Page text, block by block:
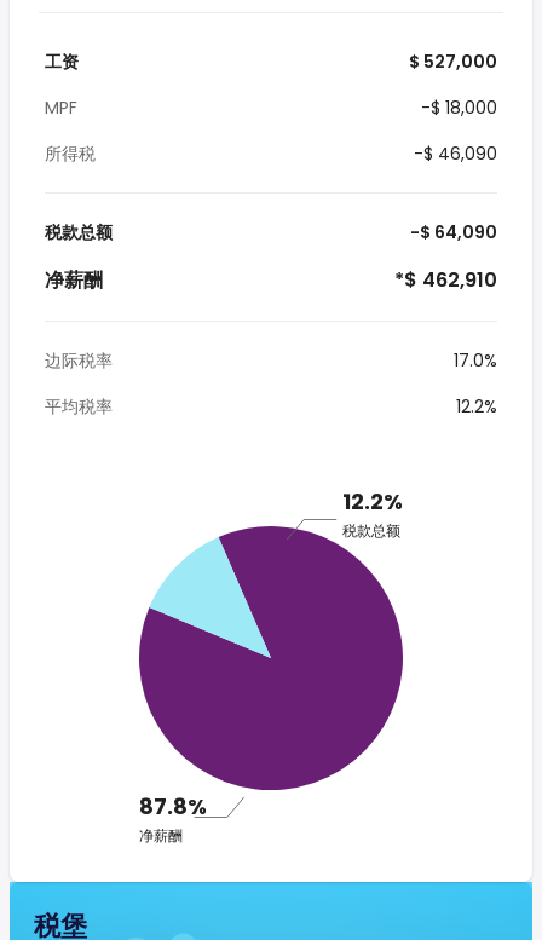
工资
$ 527,000
MPF
-$ 18,000
所得税
-$ 46,090
税款总额 -$ 64,090
净薪酬 *$ 462,910
边际税率
17.0%
平均税率
12.2%
12.2%
税款总额
87.8%
净薪酬
税堡